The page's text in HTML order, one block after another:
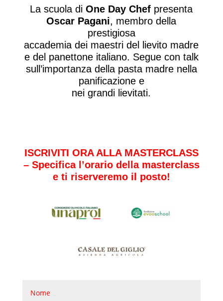
La scuola diOne Day Chef presenta
Oscar Pagani, membro della
prestigiosa
accademia dei maestri del lievito madre
e del panettone italiano. Segue con talk
sull’importanza della pasta madre nella
panificazione e
nei grandi lievitati.
ISCRIVITI ORA ALLA MASTERCLASS
– Specifica l’orario della masterclass
e ti riserveremo il posto!